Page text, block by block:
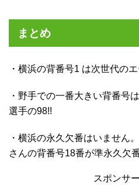
まとめ
・横浜の背番号1 は次世代の
・野手での一番大きい背番号
選手の98!!
・横浜の永久欠番はいません
さんの背番号18番が準永久欠
スポンサ